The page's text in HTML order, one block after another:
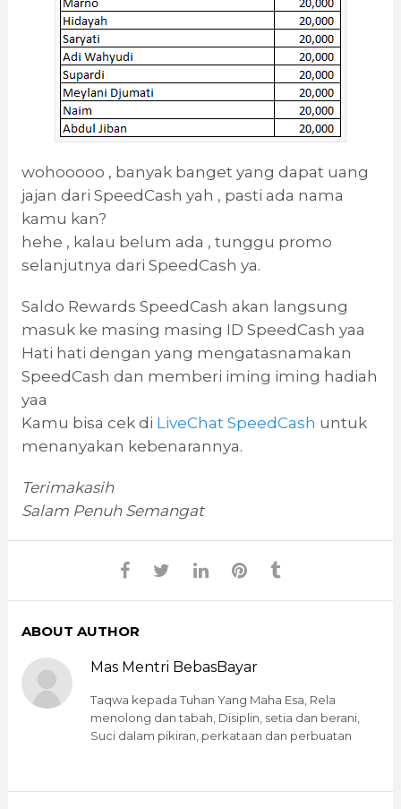
wohooooo , banyak banget yang dapat uang
jajan dari SpeedCash yah , pasti ada nama
kamu kan?
hehe , kalau belum ada , tunggu promo
selanjutnya dari SpeedCash ya.
Saldo Rewards SpeedCash akan langsung
masuk ke masing masing ID SpeedCash yaa
Hati hati dengan yang mengatasnamakan
SpeedCash dan memberi iming iming hadiah
yaa
Kamu bisa cek di LiveChat SpeedCash untuk
menanyakan kebenarannya.
Terimakasih
Salam Penuh Semangat
ABOUT AUTHOR
Mas Mentri BebasBayar
Taqwa kepada Tuhan Yang Maha Esa, Rela
menolong dan tabah, Disiplin, setia dan berani,
Suci dalam pikiran, perkataan dan perbuatan